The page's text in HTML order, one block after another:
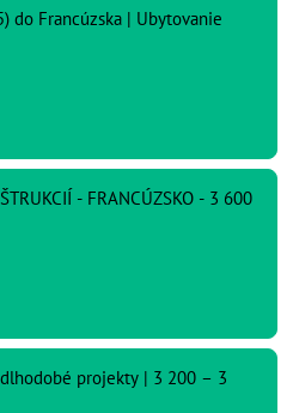
do Francúzska | Ubytovanie
- FRANCÚZSKO - 3 600
projekty | 3 200 – 3